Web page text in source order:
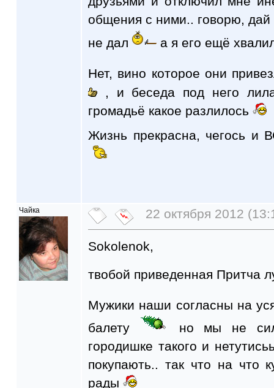
общения с ними.. говорю, дай
не дал
а я его ещё
Нет, вино которое они
, и беседа под него
громадьё какое разлилось
Жизнь прекрасна, чегось и
Чайка 22 октября 2012
Sokolenok,
твобой приведенная Притча
Мужики наши согласны на
балету
но мы не
городишке такого и
покупають.. так что на что
рады